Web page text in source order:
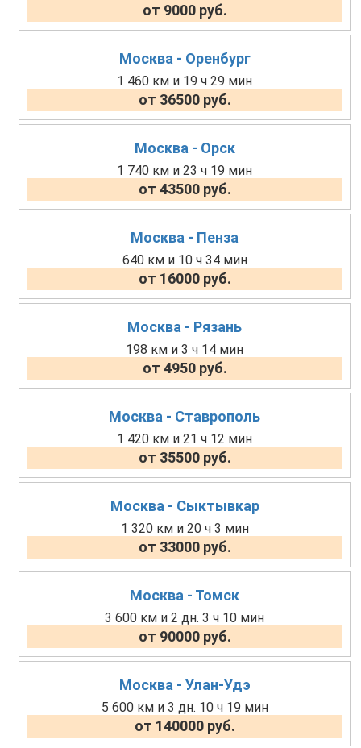
от 9000 руб.
Москва - Оренбург
1 460 км и 19 ч 29 мин
от 36500 руб.
Москва - Орск
1 740 км и 23 ч 19 мин
от 43500 руб.
Москва - Пенза
640 км и 10 ч 34 мин
от 16000 руб.
Москва - Рязань
198 км и 3 ч 14 мин
от 4950 руб.
Москва - Ставрополь
1 420 км и 21 ч 12 мин
от 35500 руб.
Москва - Сыктывкар
1 320 км и 20 ч 3 мин
от 33000 руб.
Москва - Томск
3 600 км и 2 дн. 3 ч 10 мин
от 90000 руб.
Москва - Улан-Удэ
5 600 км и 3 дн. 10 ч 19 мин
от 140000 руб.